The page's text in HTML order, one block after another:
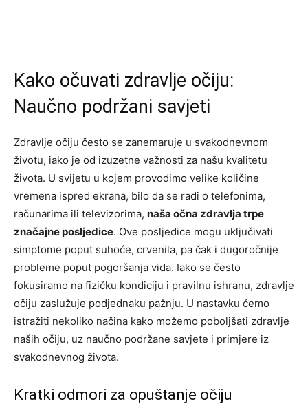
Kako očuvati zdravlje očiju:
Naučno podržani savjeti
Zdravlje očiju često se zanemaruje u svakodnevnom
životu, iako je od izuzetne važnosti za našu kvalitetu
života. U svijetu u kojem provodimo velike količine
vremena ispred ekrana, bilo da se radi o telefonima,
računarima ili televizorima, naša očna zdravlja trpe
značajne posljedice. Ove posljedice mogu uključivati
simptome poput suhoće, crvenila, pa čak i dugoročnije
probleme poput pogoršanja vida. Iako se često
fokusiramo na fizičku kondiciju i pravilnu ishranu, zdravlje
očiju zaslužuje podjednaku pažnju. U nastavku ćemo
istražiti nekoliko načina kako možemo poboljšati zdravlje
naših očiju, uz naučno podržane savjete i primjere iz
svakodnevnog života.
Kratki odmori za opuštanje očiju